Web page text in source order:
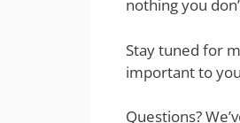
nothing you
Stay tuned for
important to
Questions?